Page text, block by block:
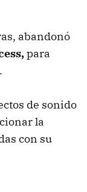
abandonó
para
.
de sonido
la
con su